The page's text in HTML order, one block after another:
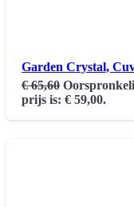
Garden Crystal,
€65,60
prijs is: € 59,00.